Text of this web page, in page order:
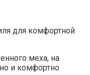
меха, на
и комфортно